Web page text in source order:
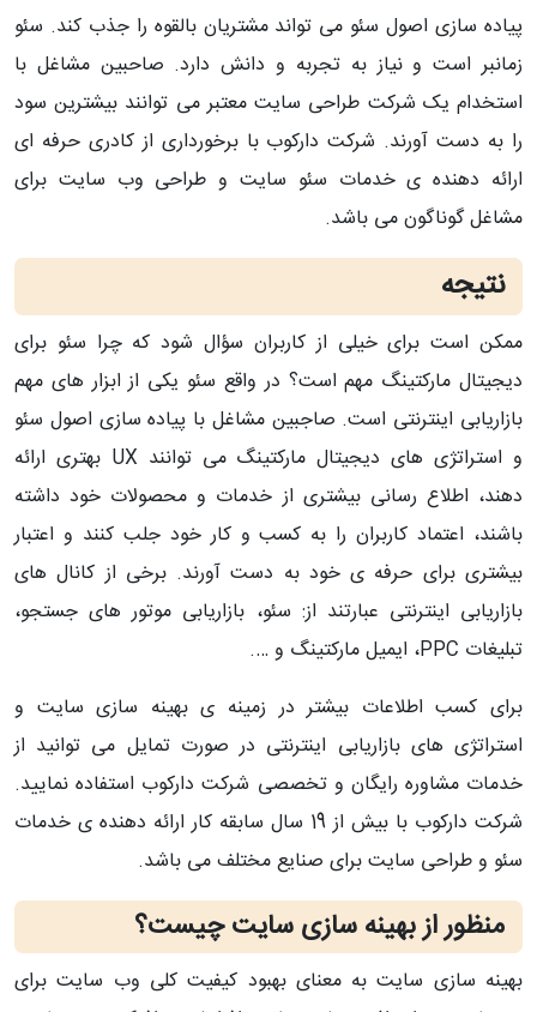
پیاده سازی اصول سئو می تواند مشتریان بالقوه را جذب کند. سئو
زمانبر است و نیاز به تجربه و دانش دارد. صاحبین مشاغل با
استخدام یک شرکت طراحی سایت معتبر می توانند بیشترین سود
را به دست آورند. شرکت دارکوب با برخورداری از کادری حرفه ای
ارائه دهنده ی خدمات سئو سایت و طراحی وب سایت برای
مشاغل گوناگون می باشد.
نتیجه
ممکن است برای خیلی از کاربران سؤال شود که چرا سئو برای
دیجیتال مارکتینگ مهم است؟ در واقع سئو یکی از ابزار های مهم
بازاریابی اینترنتی است. صاجبین مشاغل با پیاده سازی اصول سئو
و استراتژی های دیجیتال مارکتینگ می توانند UX بهتری ارائه
دهند، اطلاع رسانی بیشتری از خدمات و محصولات خود داشته
باشند، اعتماد کاربران را به کسب و کار خود جلب کنند و اعتبار
بیشتری برای حرفه ی خود به دست آورند. برخی از کانال های
بازاریابی اینترنتی عبارتند از: سئو، بازاریابی موتور های جستجو،
تبلیغات PPC، ایمیل مارکتینگ و ….
برای کسب اطلاعات بیشتر در زمینه ی بهینه سازی سایت و
استراتژی های بازاریابی اینترنتی در صورت تمایل می توانید از
خدمات مشاوره رایگان و تخصصی شرکت دارکوب استفاده نمایید.
شرکت دارکوب با بیش از 19 سال سابقه کار ارائه دهنده ی خدمات
سئو و طراحی سایت برای صنایع مختلف می باشد.
منظور از بهینه سازی سایت چیست؟
بهینه سازی سایت به معنای بهبود کیفیت کلی وب سایت برای